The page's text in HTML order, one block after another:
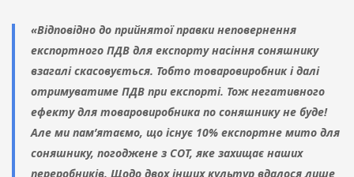
«Відповідно до прийнятої правки неповернення
експортного ПДВ для експорту насіння соняшнику
взагалі скасовується. Тобто товаровиробник і далі
отримуватиме ПДВ при експорті. Тож негативного
ефекту для товаровиробника по соняшнику не буде!
Але ми пам’ятаємо, що існує 10% експортне мито для
соняшнику, погоджене з СОТ, яке захищає наших
переробників. Щодо двох інших культур вдалося лише